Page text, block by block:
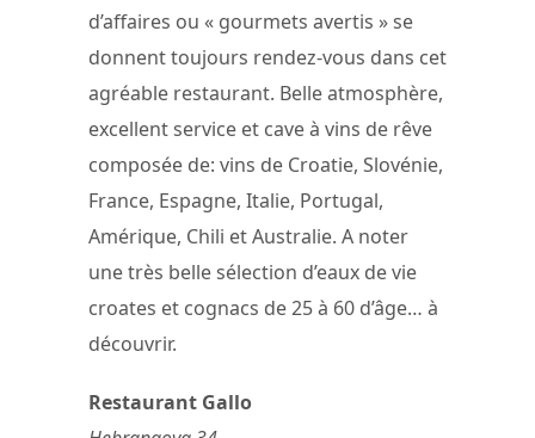
d’affaires ou « gourmets avertis » se
donnent toujours rendez-vous dans cet
agréable restaurant. Belle atmosphère,
excellent service et cave à vins de rêve
composée de: vins de Croatie, Slovénie,
France, Espagne, Italie, Portugal,
Amérique, Chili et Australie. A noter
une très belle sélection d’eaux de vie
croates et cognacs de 25 à 60 d’âge… à
découvrir.
Restaurant Gallo